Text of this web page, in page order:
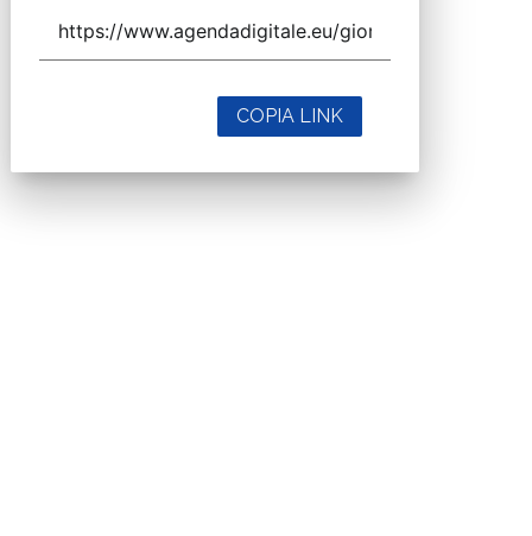
COPIA LINK